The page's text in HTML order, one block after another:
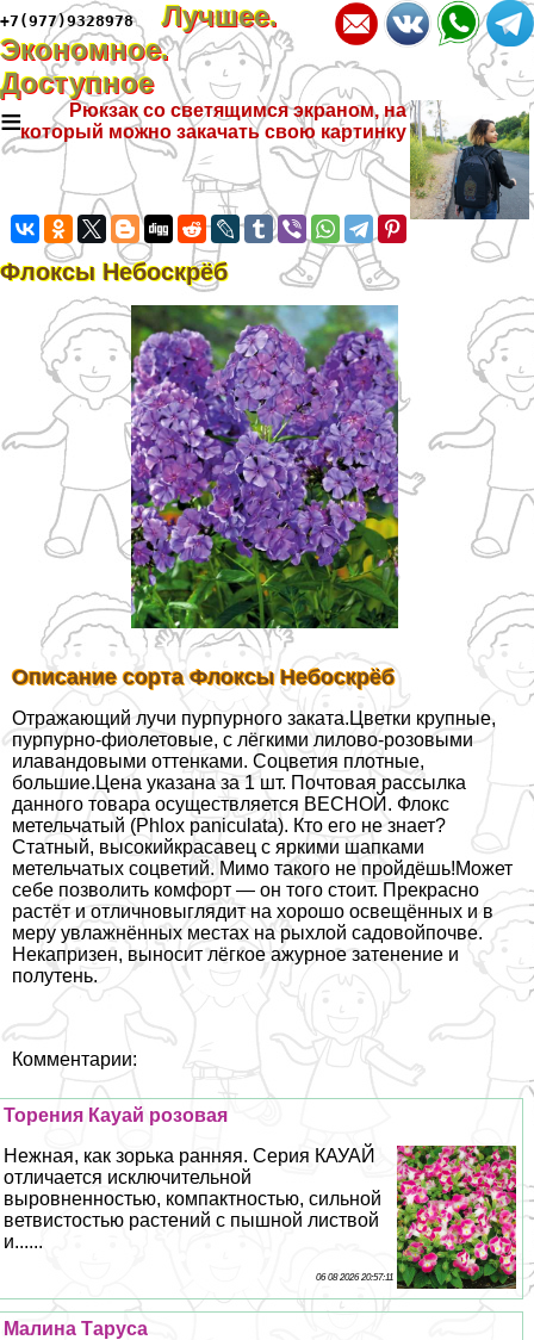
+7(977)9328978
Лучшее.
Экономное.
Доступное
≡
Рюкзак со светящимся экраном, на
который можно закачать свою картинку
Флоксы Небоскрёб
Описание сорта Флоксы Небоскрёб
Отражающий лучи пурпурного заката.Цветки крупные,
пурпурно-фиолетовые, с лёгкими лилово-розовыми
илавандовыми оттенками. Соцветия плотные,
большие.Цена указана за 1 шт. Почтовая рассылка
данного товара осуществляется ВЕСНОЙ. Флокс
метельчатый (Phlox paniculata). Кто его не знает?
Статный, высокийкрасавец с яркими шапками
метельчатых соцветий. Мимо такого не пройдёшь!Может
себе позволить комфорт — он того стоит. Прекрасно
растёт и отличновыглядит на хорошо освещённых и в
меру увлажнённых местах на рыхлой садовойпочве.
Некапризен, выносит лёгкое ажурное затенение и
полутень.
Комментарии:
Торения Кауай розовая
Нежная, как зорька ранняя. Серия КАУАЙ
отличается исключительной
выровненностью, компактностью, сильной
ветвистостью растений с пышной листвой
и......
06 08 2026 20:57:11
Малина Таруса